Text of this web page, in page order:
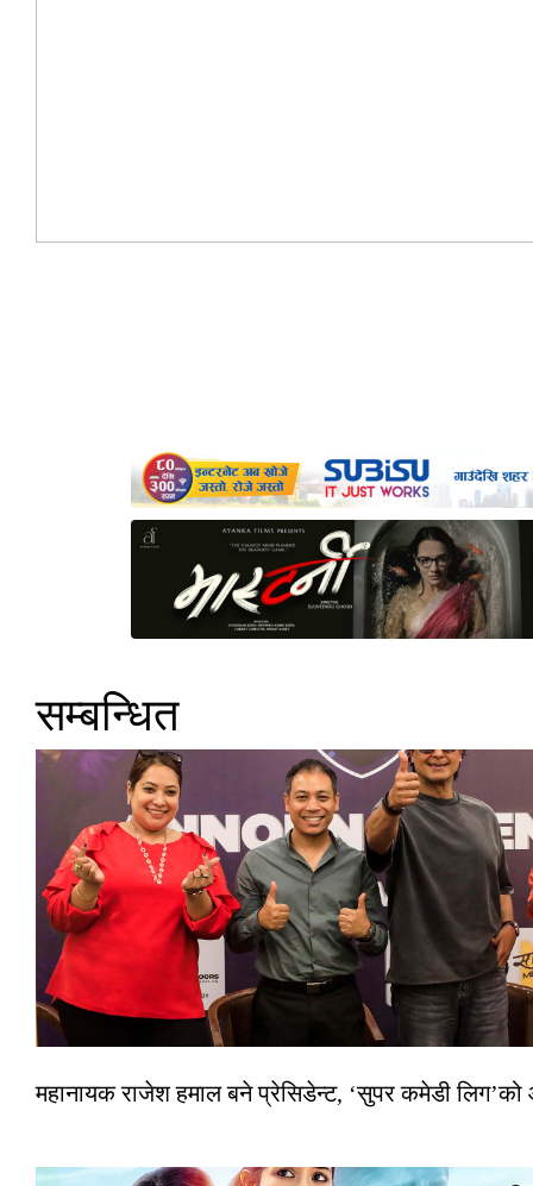
सम्बन्धित
महानायक राजेश हमाल बने प्रेसिडेन्ट, ‘सुपर कमेडी लिग’को